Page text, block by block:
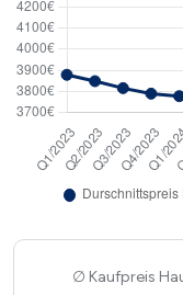
Kaufpreis